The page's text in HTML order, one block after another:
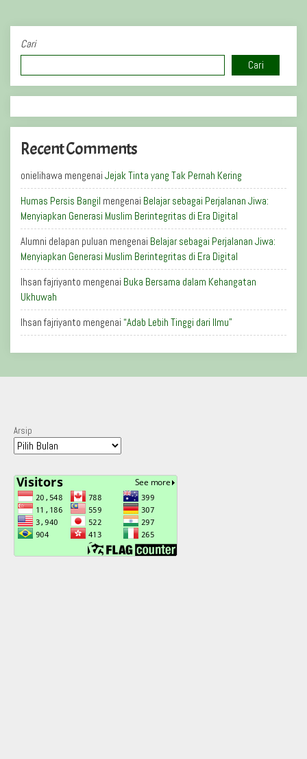
Cari
Cari
Recent Comments
onielihawa mengenai Jejak Tinta yang Tak Pernah Kering
Humas Persis Bangil mengenai Belajar sebagai Perjalanan Jiwa:
Menyiapkan Generasi Muslim Berintegritas di Era Digital
Alumni delapan puluan mengenai Belajar sebagai Perjalanan Jiwa:
Menyiapkan Generasi Muslim Berintegritas di Era Digital
Ihsan fajriyanto mengenai Buka Bersama dalam Kehangatan
Ukhuwah
Ihsan fajriyanto mengenai “Adab Lebih Tinggi dari Ilmu”
Arsip